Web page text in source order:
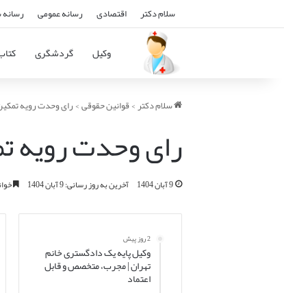
سلام دکتر اقتصادی رسانه عمومی
وکیل گردشگری
سلام دکتر>قوانین حقوقی>رای وحدت رویه
رای وحدت رویه
9 آبان 1404 آخرین به روز رسانی: 9 آبان 1404
2 روز پیش
وکیل پایه یک دادگستری خانم
تهران | مجرب، متخصص و قابل
اعتماد